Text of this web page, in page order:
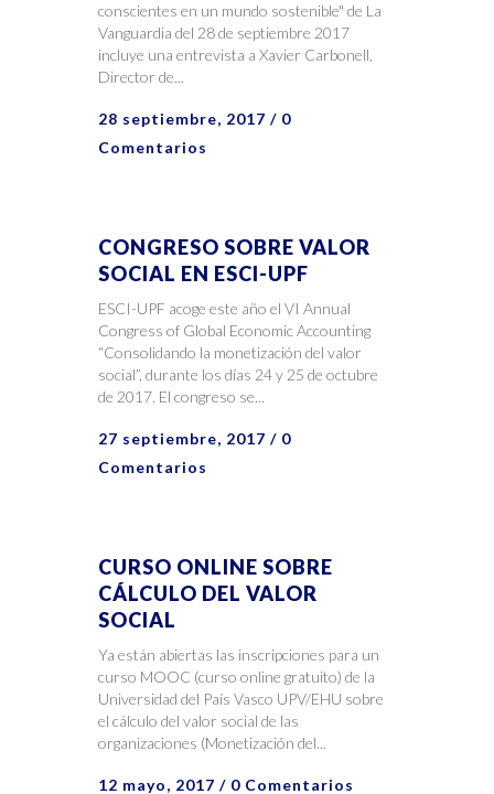
conscientes en un mundo sostenible" de La
Vanguardia del 28 de septiembre 2017
incluye una entrevista a Xavier Carbonell,
Director de...
28 septiembre, 2017 / 0
Comentarios
CONGRESO SOBRE VALOR
SOCIAL EN ESCI-UPF
ESCI-UPF acoge este año el VI Annual
Congress of Global Economic Accounting
“Consolidando la monetización del valor
social”, durante los días 24 y 25 de octubre
de 2017. El congreso se...
27 septiembre, 2017 / 0
Comentarios
CURSO ONLINE SOBRE
CÁLCULO DEL VALOR
SOCIAL
Ya están abiertas las inscripciones para un
curso MOOC (curso online gratuito) de la
Universidad del País Vasco UPV/EHU sobre
el cálculo del valor social de las
organizaciones (Monetización del...
12 mayo, 2017 / 0 Comentarios